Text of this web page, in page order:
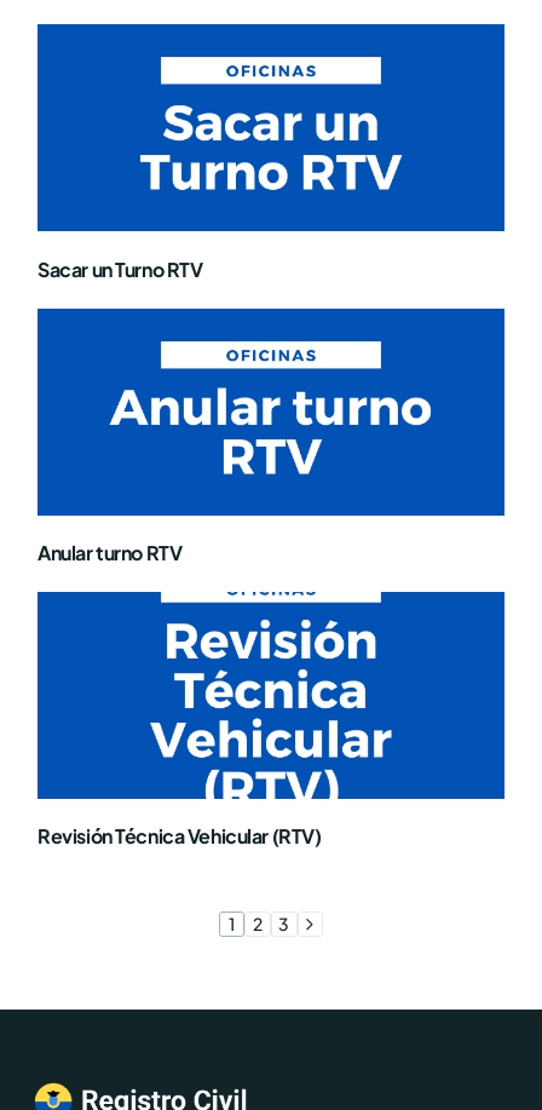
Sacar un Turno RTV
Anular turno RTV
Revisión Técnica Vehicular (RTV)
1 2 3